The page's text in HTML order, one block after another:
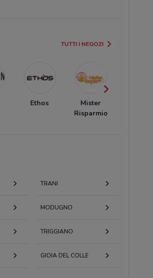
TUTTI I NEGOZI
Ethos
Mister
Risparmio
TRANI
MODUGNO
TRIGGIANO
GIOIA DEL COLLE